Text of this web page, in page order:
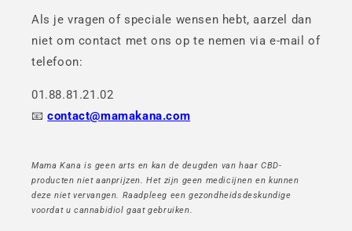
Als je vragen of speciale wensen hebt, aarzel dan
niet om contact met ons op te nemen via e-mail of
telefoon:
01.88.81.21.02
📧contact@mamakana.com
Mama Kana is geen arts en kan de deugden van haar CBD-
producten niet aanprijzen. Het zijn geen medicijnen en kunnen
deze niet vervangen. Raadpleeg een gezondheidsdeskundige
voordat u cannabidiol gaat gebruiken.